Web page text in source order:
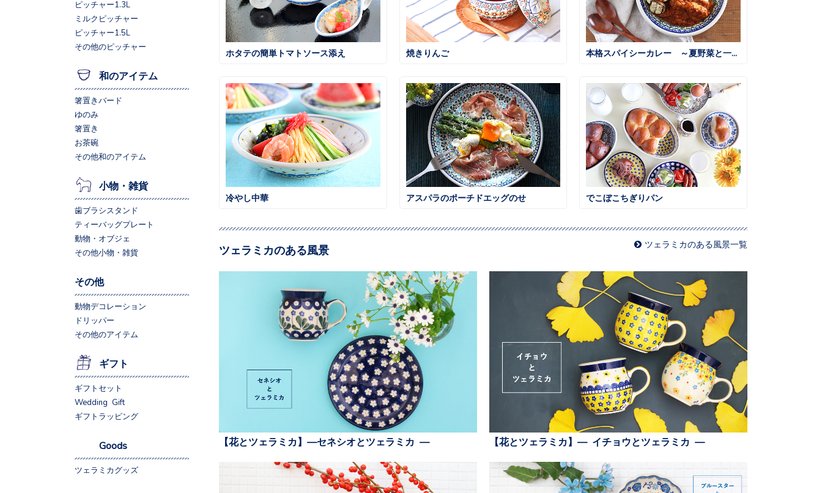
ホタテの簡単トマトソース添え 焼きりんご 本格スパイシーカレー ～夏野菜と一緒に～
冷やし中華 アスパラのポーチドエッグのせ でこぼこちぎりパン
ツェラミカのある風景 ツェラミカのある風景一覧
【花とツェラミカ】—セネシオとツェラミカ — 【花とツェラミカ】— イチョウとツェラミカ —
ピッチャー1.3L
ミルクピッチャー
ピッチャー1.5L
その他のピッチャー
和のアイテム
箸置きバード
ゆのみ
箸置き
お茶碗
その他和のアイテム
小物・雑貨
歯ブラシスタンド
ティーバッグプレート
動物・オブジェ
その他小物・雑貨
その他
動物デコレーション
ドリッパー
その他のアイテム
ギフト
ギフトセット
Wedding Gift
ギフトラッピング
Goods
ツェラミカグッズ